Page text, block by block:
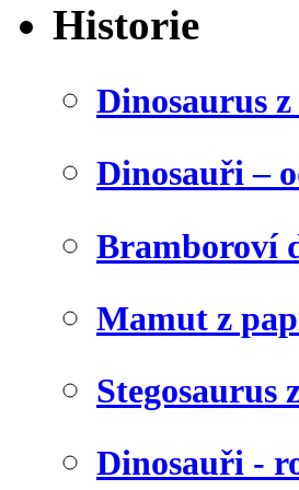
Historie
Dinosaurus
Dinosauři –
Bramboroví
Mamut z
Stegosaurus
Dinosauři -